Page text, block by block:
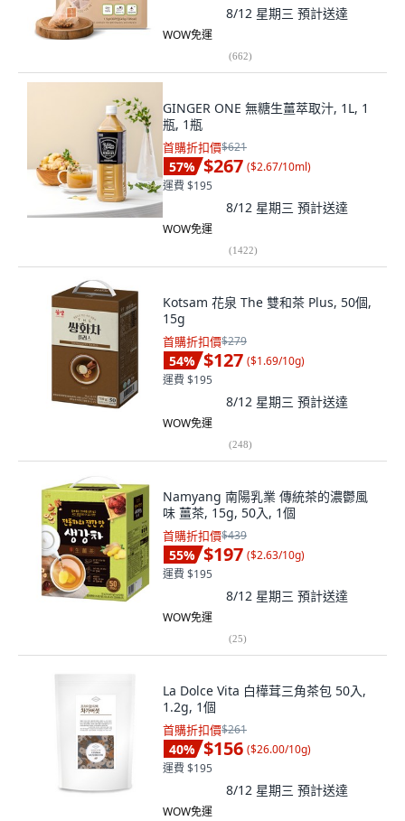
8/12 星期三 預計送達
WOW免運
(662)
GINGER ONE 無糖生薑萃取汁, 1L, 1
瓶, 1瓶
首購折扣價$621
57% $267 ($2.67/10ml)
運費 $195
8/12 星期三 預計送達
WOW免運
(1422)
Kotsam 花泉 The 雙和茶 Plus, 50個,
15g
首購折扣價$279
54% $127 ($1.69/10g)
運費 $195
8/12 星期三 預計送達
WOW免運
(248)
Namyang 南陽乳業 傳統茶的濃鬱風
味 薑茶, 15g, 50入, 1個
首購折扣價$439
55% $197 ($2.63/10g)
運費 $195
8/12 星期三 預計送達
WOW免運
(25)
La Dolce Vita 白樺茸三角茶包 50入,
1.2g, 1個
首購折扣價$261
40% $156 ($26.00/10g)
運費 $195
8/12 星期三 預計送達
WOW免運